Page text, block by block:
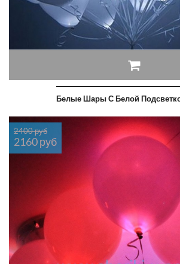
Белые Шары С Белой
2400 руб
2160 руб